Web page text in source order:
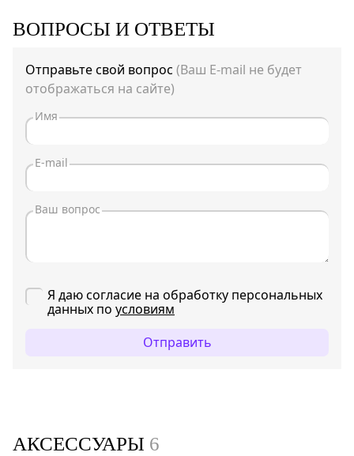
ВОПРОСЫ И ОТВЕТЫ
Отправьте свой вопрос (Ваш E-mail не будет
отображаться на сайте)
Я даю согласие на обработку персональных
данных по условиям
Отправить
АКСЕССУАРЫ 6